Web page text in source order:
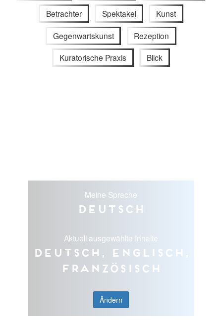
Betrachter Spektakel Kunst
Gegenwartskunst Rezeption
Kuratorische Praxis Blick
Meine Sprache
Deutsch
Aktuell ausgewählte Inhalte
Deutsch, Englisch,
Französisch
Ändern